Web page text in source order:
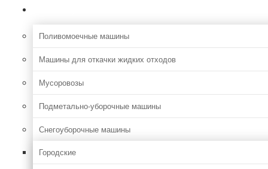
Поливомоечные машины
Машины для откачки жидких отходов
Мусоровозы
Подметально-уборочные машины
Снегоуборочные машины
Городские